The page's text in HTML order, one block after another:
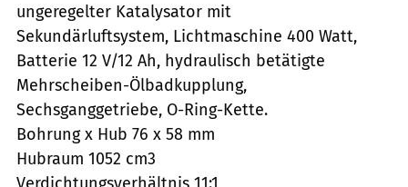
ungeregelter Katalysator mit
Sekundärluftsystem, Lichtmaschine 400 Watt,
Batterie 12 V/12 Ah, hydraulisch betätigte
Mehrscheiben-Ölbadkupplung,
Sechsganggetriebe, O-Ring-Kette.
Bohrung x Hub 76 x 58 mm
Hubraum 1052 cm3